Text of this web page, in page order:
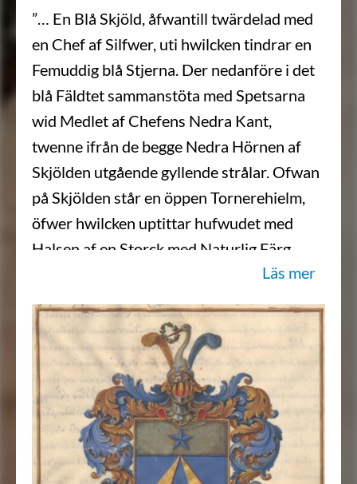
”… En Blå Skjöld, åfwantill twärdelad med
en Chef af Silfwer, uti hwilcken tindrar en
Femuddig blå Stjerna. Der nedanföre i det
blå Fäldtet sammanstöta med Spetsarna
wid Medlet af Chefens Nedra Kant,
twenne ifrån de begge Nedra Hörnen af
Skjölden utgående gyllende strålar. Ofwan
på Skjölden står en öppen Tornerehielm,
öfwer hwilcken uptittar hufwudet med
Halsen af en Storck med Naturlig Färg,
wändandes sig till Höger, och fattandes
med Näfwet en grön LagerKrantz emellan
Twenne Struszfjädrar, den högra af Guld
och den wänstra blå. HjelmKrantsen är
wriden af Guld och blått, och Löfwercket af
samma Färgor fördelt. Aldeles som det
samma Härhos med sina rätta Färgor här
afmålat finnes.”
Läs mer